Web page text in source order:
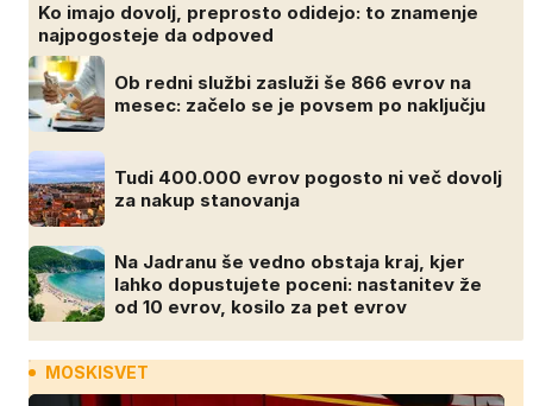
Ko imajo dovolj, preprosto odidejo: to znamenje
najpogosteje da odpoved
Ob redni službi zasluži še 866 evrov na
mesec: začelo se je povsem po naključju
Tudi 400.000 evrov pogosto ni več dovolj
za nakup stanovanja
Na Jadranu še vedno obstaja kraj, kjer
lahko dopustujete poceni: nastanitev že
od 10 evrov, kosilo za pet evrov
MOSKISVET